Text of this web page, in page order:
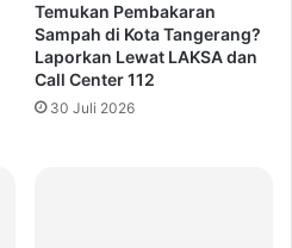
Temukan Pembakaran
Sampah di Kota Tangerang?
Laporkan Lewat LAKSA dan
Call Center 112
30 Juli 2026